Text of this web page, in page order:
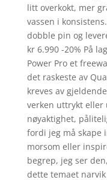
litt overkokt, mer
vassen i
dobble pin og
kr 6.990 -20% På
Power Pro et
det raskeste av
kreves av
verken uttrykt
nøyaktighet,
fordi jeg må skape
morsom eller
begrep, jeg ser
dette temaet